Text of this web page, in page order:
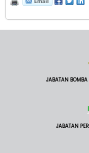
JABATAN
JABATAN